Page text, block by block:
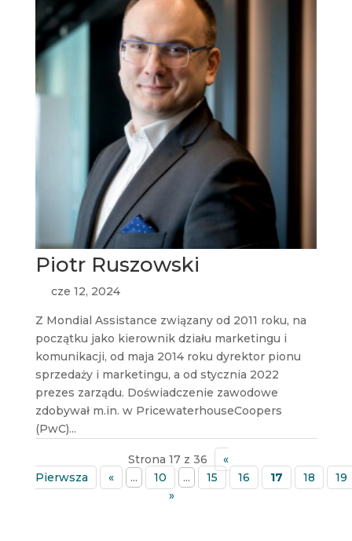
Piotr Ruszowski
cze 12, 2024
Z Mondial Assistance związany od 2011 roku, na
początku jako kierownik działu marketingu i
komunikacji, od maja 2014 roku dyrektor pionu
sprzedaży i marketingu, a od stycznia 2022
prezes zarządu. Doświadczenie zawodowe
zdobywał m.in. w PricewaterhouseCoopers
(PwC)...
Strona 17 z 36
«
Pierwsza
« ... 10 ... 15 16 17 18
19
»